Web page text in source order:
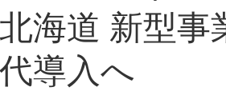
海道 新型
導入へ